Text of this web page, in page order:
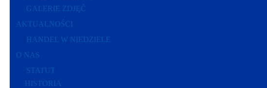
GALERIE ZDJĘĆ
AKTUALNOŚCI
HANDEL W NIEDZIELE
O NAS
STATUT
HISTORIA